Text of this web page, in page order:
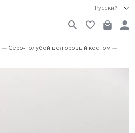
Русский
Серо-голубой велюровый костюм